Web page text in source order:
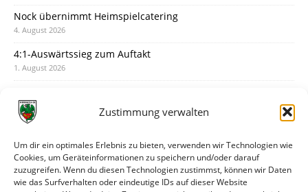
Zustimmung verwalten
Um dir ein optimales Erlebnis zu bieten, verwenden wir Technologien wie
Cookies, um Geräteinformationen zu speichern und/oder darauf
zuzugreifen. Wenn du diesen Technologien zustimmst, können wir Daten
wie das Surfverhalten oder eindeutige IDs auf dieser Website
Nock übernimmt Heimspielcatering
4. August 2026
4:1-Auswärtssieg zum Auftakt
1. August 2026
31. Juli 2026
30. Juli 2026
Deine Spielminute: 89+1
28. Juli 2026